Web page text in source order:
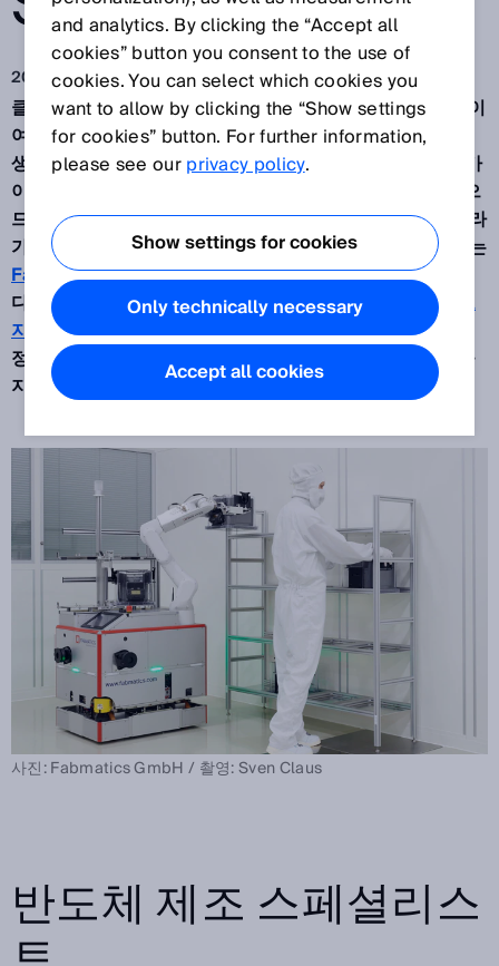
2021. 12. 21.
클린 룸은 반도체 생산을 대표하는 영역입니다. 각종 로봇이
여기에 모여있습니다. 트랙 가이드, 고정식, 이동식 로봇이
생산, 적재, 하역에 투입됩니다. 특히 이동식 로봇은 트랙 가
이드 시스템보다 유연하고 자유롭게 공간을 이동할 수 있으
므로 그 역할이 커지고 있습니다. 웨이퍼(마이크로칩이 올라
가는 실리콘 디스크) 운송용 지능형 로봇 솔루션을 개발하는
Fabmatics의 전문가들도 이동식 로봇에 주목하고 있습니
다. 자유롭게 움직이는HERO®FAB그리퍼 암의 안전과
포
지셔닝에서 SICK의안전 레이저 스캐너와광전 센서는 결
정적 역할을 합니다. 튀지 않는 곳에서 HERO®FAB 안전을
지키는 "숨은 영웅"이라 할 수 있습니다.
사진: Fabmatics GmbH / 촬영: Sven Claus
반도체 제조 스페셜리스
and analytics. By clicking the “Accept all
cookies” button you consent to the use of
cookies. You can select which cookies you
want to allow by clicking the “Show settings
for cookies” button. For further information,
please see ourprivacy policy.
Show settings for cookies
Only technically necessary
Accept all cookies